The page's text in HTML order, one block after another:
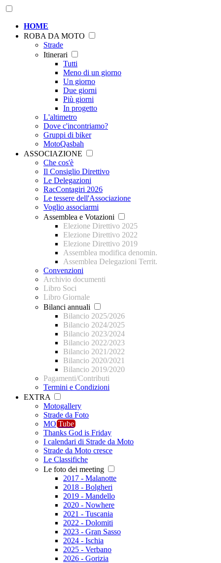
HOME
ROBA DA MOTO
Strade
Itinerari
Tutti
Meno di un giorno
Un giorno
Due giorni
Più giorni
In progetto
L'altimetro
Dove c'incontriamo?
Gruppi di biker
MotoQasbah
ASSOCIAZIONE
Che cos'è
Il Consiglio Direttivo
Le Delegazioni
RacContagiri 2026
Le tessere dell'Associazione
Voglio associarmi
Assemblea e Votazioni
Elezione Direttivo 2025
Elezione Direttivo 2022
Elezione Direttivo 2019
Assemblea modifica denomin.
Assemblea Delegazioni Territ.
Convenzioni
Archivio documenti
Libro Soci
Libro Giornale
Bilanci annuali
Bilancio 2025/2026
Bilancio 2024/2025
Bilancio 2023/2024
Bilancio 2022/2023
Bilancio 2021/2022
Bilancio 2020/2021
Bilancio 2019/2020
Pagamenti/Contributi
Termini e Condizioni
EXTRA
Motogallery
Strade da Foto
MO Tube
Thanks God is Friday
I calendari di Strade da Moto
Strade da Moto cresce
Le Classifiche
Le foto dei meeting
2017 - Malanotte
2018 - Bolgheri
2019 - Mandello
2020 - Nowhere
2021 - Tuscania
2022 - Dolomiti
2023 - Gran Sasso
2024 - Ischia
2025 - Verbano
2026 - Gorizia